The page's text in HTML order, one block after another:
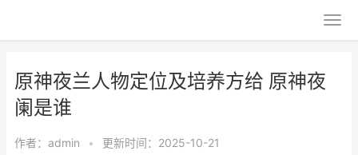
原神夜兰人物定位及培养方给 原神夜
阑是谁
作者： admin • 更新时间：2025-10-21